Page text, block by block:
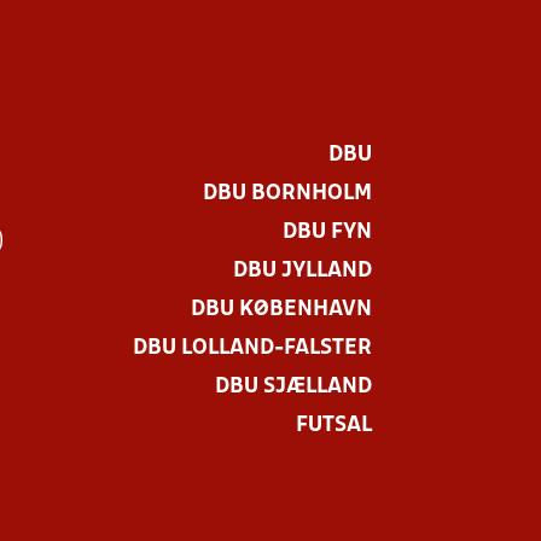
DBU
DBU BORNHOLM
DBU FYN
DBU JYLLAND
DBU KØBENHAVN
DBU LOLLAND-FALSTER
DBU SJÆLLAND
FUTSAL